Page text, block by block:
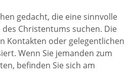
gedacht, die eine sinnvolle
des Christentums suchen. Die
Kontakten oder gelegentlichen
Wenn Sie jemanden zum
befinden Sie sich am